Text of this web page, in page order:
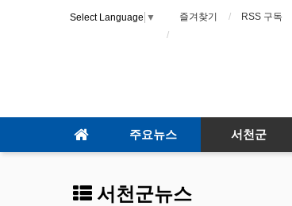
Select Language ▼ 즐겨찾기 RSS 구독
주요뉴스 서천군
서천군뉴스